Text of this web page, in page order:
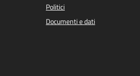
Politici
Documenti e dati